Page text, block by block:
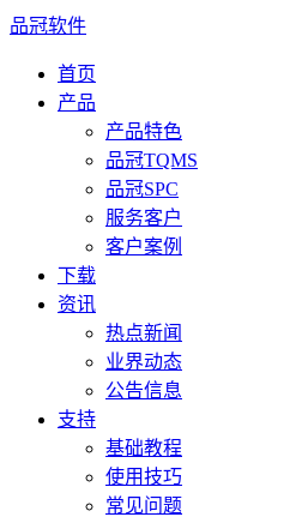
品冠软件
首页
产品
产品特色
品冠TQMS
品冠SPC
服务客户
客户案例
下载
资讯
热点新闻
业界动态
公告信息
支持
基础教程
使用技巧
常见问题